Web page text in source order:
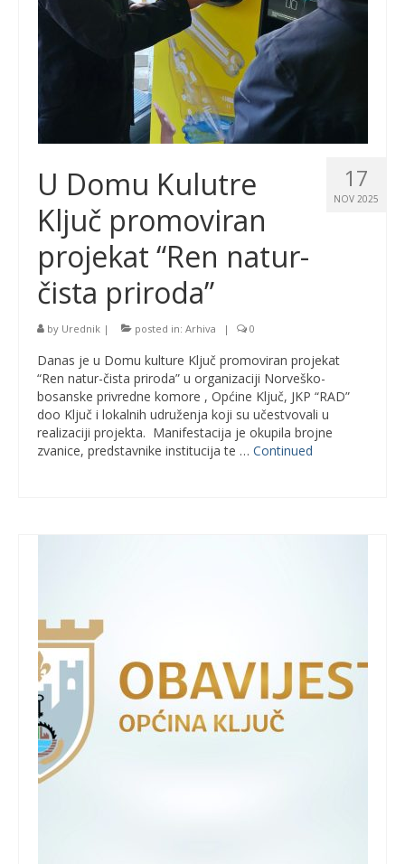
17
NOV 2025
U Domu Kulutre
Ključ promoviran
projekat “Ren natur-
čista priroda”
by Urednik | posted in: Arhiva | 0
Danas je u Domu kulture Ključ promoviran projekat
“Ren natur-čista priroda” u organizaciji Norveško-
bosanske privredne komore , Općine Ključ, JKP “RAD”
doo Ključ i lokalnih udruženja koji su učestvovali u
realizaciji projekta. Manifestacija je okupila brojne
zvanice, predstavnike institucija te … Continued